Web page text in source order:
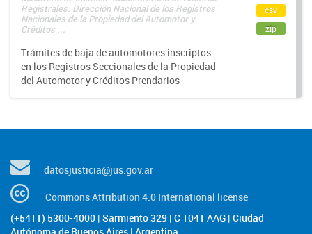
Registrales. Dirección Nacional de los Registros
Nacionales de la Propiedad del Automotor y
Créditos ...
Trámites de baja de automotores inscriptos
en los Registros Seccionales de la Propiedad
del Automotor y Créditos Prendarios
csv
zip
datosjusticia@jus.gov.ar
Commons Attribution 4.0 International license
(+5411) 5300-4000 | Sarmiento 329 | C 1041 AAG | Ciudad